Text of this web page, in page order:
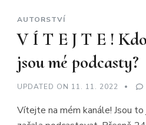
AUTORSTVÍ
V Í T E J T E !
jsou mé podcasty?
UPDATED ON 11. 11. 2022
Vítejte na mém kanále! Jsou to